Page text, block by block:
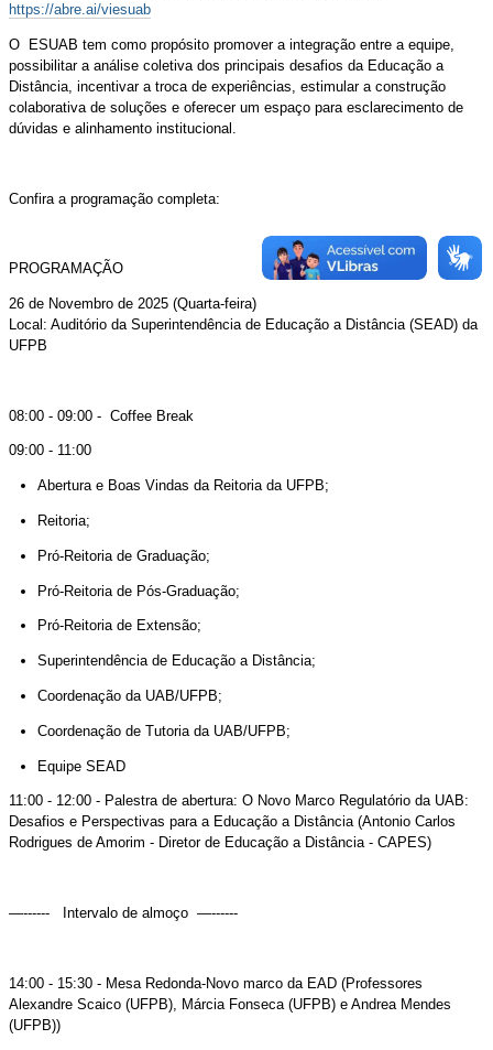
https://abre.ai/viesuab
O ESUAB tem como propósito promover a integração entre a equipe,
possibilitar a análise coletiva dos principais desafios da Educação a
Distância, incentivar a troca de experiências, estimular a construção
colaborativa de soluções e oferecer um espaço para esclarecimento de
dúvidas e alinhamento institucional.
Confira a programação completa:
PROGRAMAÇÃO
26 de Novembro de 2025 (Quarta-feira)
Local: Auditório da Superintendência de Educação a Distância (SEAD) da
UFPB
08:00 - 09:00 - Coffee Break
09:00 - 11:00
Abertura e Boas Vindas da Reitoria da UFPB;
Reitoria;
Pró-Reitoria de Graduação;
Pró-Reitoria de Pós-Graduação;
Pró-Reitoria de Extensão;
Superintendência de Educação a Distância;
Coordenação da UAB/UFPB;
Coordenação de Tutoria da UAB/UFPB;
Equipe SEAD
11:00 - 12:00 - Palestra de abertura: O Novo Marco Regulatório da UAB:
Desafios e Perspectivas para a Educação a Distância (Antonio Carlos
Rodrigues de Amorim - Diretor de Educação a Distância - CAPES)
—------ Intervalo de almoço —------
14:00 - 15:30 - Mesa Redonda-Novo marco da EAD (Professores
Alexandre Scaico (UFPB), Márcia Fonseca (UFPB) e Andrea Mendes
(UFPB))